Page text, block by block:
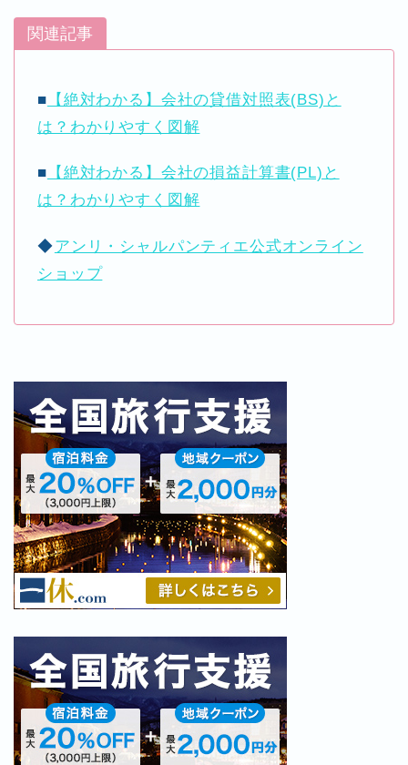
関連記事
■ 【絶対わかる】会社の貸借対照表(BS)と
は？わかりやすく図解
■ 【絶対わかる】会社の損益計算書(PL)と
は？わかりやすく図解
◆アンリ・シャルパンティエ公式オンライン
ショップ